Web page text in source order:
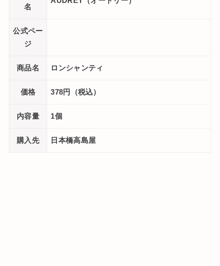
名
公式ペー
ジ
商品名 ロンシャンティ
価格 378円（税込）
内容量 1個
購入先 日本橋高島屋